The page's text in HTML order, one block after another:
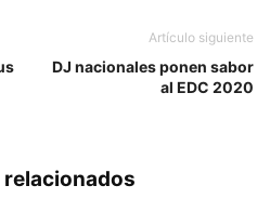
Artículo siguiente
DJ nacionales ponen sabor
al EDC 2020